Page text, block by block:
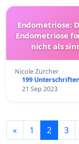
Endometriose: Der Nationalrat will Forschung über
Endometriose
nicht als
Nicole Zürcher
199
21 Sep 2023
« 1 2 3